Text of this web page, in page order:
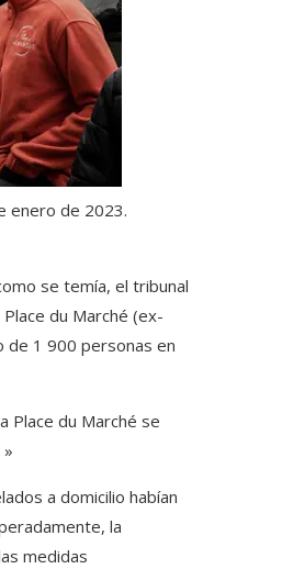
enero de 2023.
se temía, el tribunal
du Marché (ex-
de 1 900 personas en
Place du Marché se
a domicilio habían
la
medidas